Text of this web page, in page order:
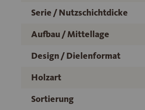
Serie / Nutzschichtdicke
Aufbau / Mittellage
Design / Dielenformat
Holzart
Sortierung